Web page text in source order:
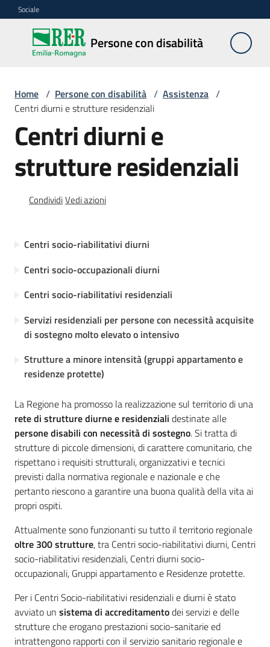
Vai al contenuto
Vai alla navigazione
Vai al footer
Sociale
Persone con disabilità
Persone
con
Interventi
Agevolazioni
e
lavoro
Menu selezionato
Sociale
Argomenti
Novità
Servizi
Leggi Atti Bandi
Piani Programmi
Progetti
Home / Persone con disabilità / Assistenza /
Centri diurni e strutture residenziali
Centri diurni e
strutture residenziali
CondividiVedi azioni
Centri socio-riabilitativi diurni
Centri socio-occupazionali diurni
Centri socio-riabilitativi residenziali
Servizi residenziali per persone con necessità acquisite
di sostegno molto elevato o intensivo
Strutture a minore intensità (gruppi appartamento e
residenze protette)
La Regione ha promosso la realizzazione sul territorio di una
rete di strutture diurne e residenziali destinate alle
persone disabili con necessità di sostegno. Si tratta di
strutture di piccole dimensioni, di carattere comunitario, che
rispettano i requisiti strutturali, organizzativi e tecnici
previsti dalla normativa regionale e nazionale e che
pertanto riescono a garantire una buona qualità della vita ai
propri ospiti.
Attualmente sono funzionanti su tutto il territorio regionale
oltre 300 strutture, tra Centri socio-riabilitativi diurni, Centri
socio-riabilitativi residenziali, Centri diurni socio-
occupazionali, Gruppi appartamento e Residenze protette.
Per i Centri Socio-riabilitativi residenziali e diurni è stato
avviato un sistema di accreditamentodei servizi e delle
strutture che erogano prestazioni socio-sanitarie ed
intrattengono rapporti con il servizio sanitario regionale e